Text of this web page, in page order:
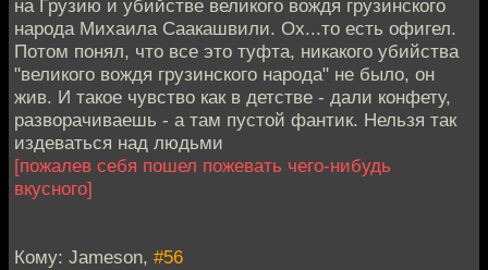
на Грузию и убийстве великого вождя грузинского
народа Михаила Саакашвили. Ох...то есть офигел.
Потом понял, что все это туфта, никакого убийства
"великого вождя грузинского народа" не было, он
жив. И такое чувство как в детстве - дали конфету,
разворачиваешь - а там пустой фантик. Нельзя так
издеваться над людьми
[пожалев себя пошел пожевать чего-нибудь
вкусного]
Кому: Jameson, #56